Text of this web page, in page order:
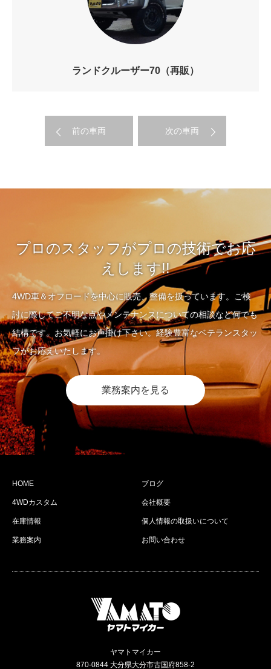
ランドクルーザー70（再販）
前の車両 次の車両
プロのスタッフがプロの技術でお応
えします!!
4WD車＆オフロードを中心に販売、整備を扱っています。ご検
討に際してご不明な点やメンテナンスについての相談など何でも
結構です。お気軽にお声掛け下さい。経験豊富なベテランスタッ
フがお応えいたします。
業務案内を見る
HOME
4WDカスタム
在庫情報
業務案内
ブログ
会社概要
個人情報の取扱いについて
お問い合わせ
ヤマトマイカー
870-0844 大分県大分市古国府858-2